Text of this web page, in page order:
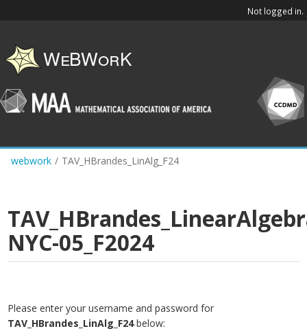
content
Not logged in.
webwork / TAV_HBrandes_LinAlg_F24
NYC-05_F2024
Please enter your username and password for
TAV_HBrandes_LinAlg_F24below: